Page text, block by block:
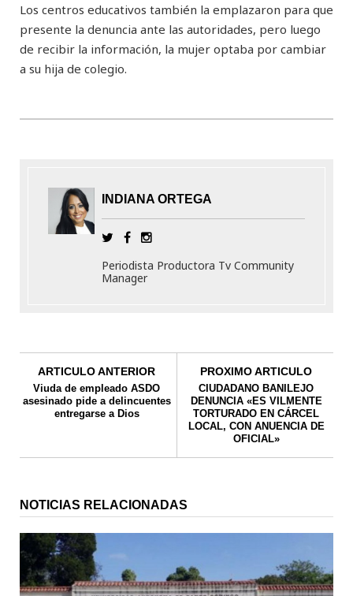
Los centros educativos también la emplazaron para que
presente la denuncia ante las autoridades, pero luego
de recibir la información, la mujer optaba por cambiar
a su hija de colegio.
INDIANA ORTEGA
Periodista Productora Tv Community
Manager
ARTICULO ANTERIOR
Viuda de empleado ASDO
asesinado pide a delincuentes
entregarse a Dios
PROXIMO ARTICULO
CIUDADANO BANILEJO
DENUNCIA «ES VILMENTE
TORTURADO EN CÁRCEL
LOCAL, CON ANUENCIA DE
OFICIAL»
NOTICIAS RELACIONADAS